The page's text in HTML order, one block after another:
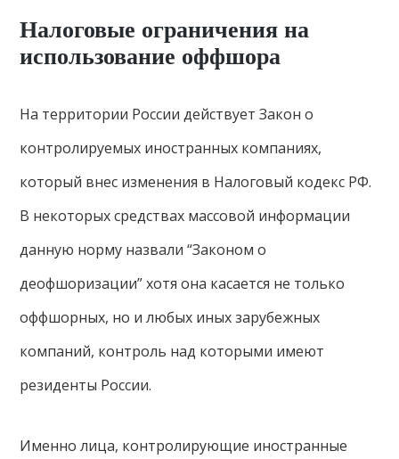
Налоговые ограничения на
использование оффшора
На территории России действует Закон о
контролируемых иностранных компаниях,
который внес изменения в Налоговый кодекс РФ.
В некоторых средствах массовой информации
данную норму назвали “Законом о
деофшоризации” хотя она касается не только
оффшорных, но и любых иных зарубежных
компаний, контроль над которыми имеют
резиденты России.
Именно лица, контролирующие иностранные